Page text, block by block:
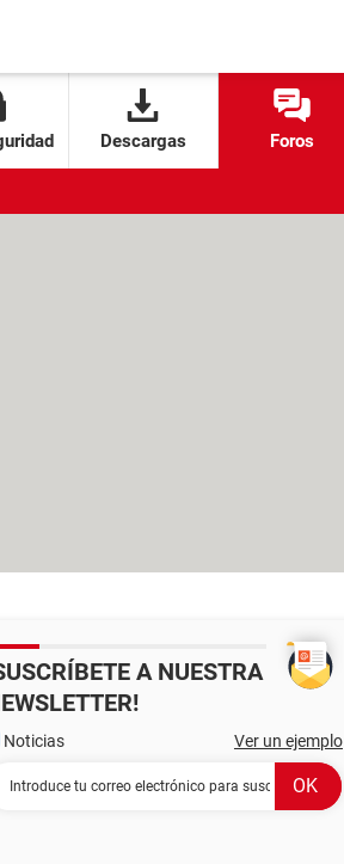
Descargas Foros
A NUESTRA
Noticias Ver un ejemplo